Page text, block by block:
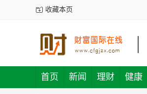
收藏本页
首页 新闻 理财 健康